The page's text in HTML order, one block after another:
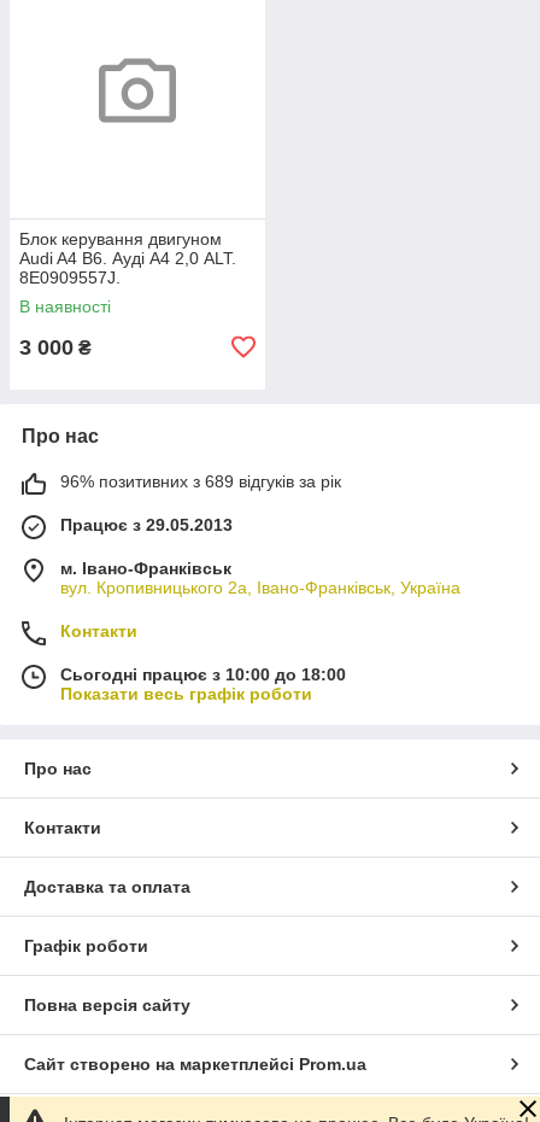
Блок керування двигуном
Audi A4 B6. Ауді А4 2,0 ​​ALT.
8E0909557J.
В наявності
3 000 ₴
Про нас
96% позитивних з 689 відгуків за рік
Працює з 29.05.2013
м. Івано-Франківськ
вул. Кропивницького 2а, Івано-Франківськ, Україна
Контакти
Сьогодні працює з 10:00 до 18:00
Показати весь графік роботи
Про нас
Контакти
Доставка та оплата
Графік роботи
Повна версія сайту
Сайт створено на маркетплейсі Prom.ua